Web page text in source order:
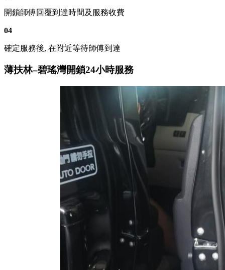
開鎖師傅回覆到達時間及服務收費
04
確定服務後, 在附近等待師傅到達
薄扶林–碧瑤灣開鎖24小時服務